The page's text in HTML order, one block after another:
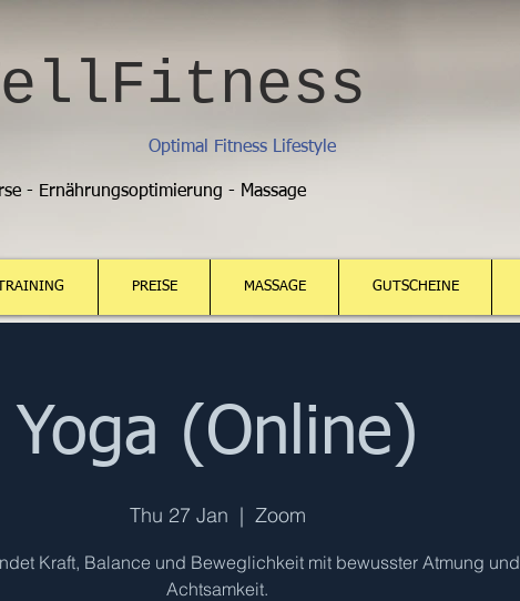
Optimal Fitness Lifestyle
- Ernährungsoptimierung - Massage
PREISE MASSAGE GUTSCHEINE
Yoga (Online)
Thu 27 Jan
  |
Zoom
Kraft, Balance und Beweglichkeit mit bewusster Atmung und
Achtsamkeit.